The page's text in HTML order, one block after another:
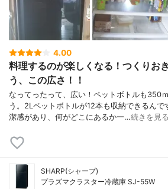
4.00
料理するのが楽しくなる！つくりお
う、この広さ！！
なってったって、広い！ペットボトルも350
う。2Lペットボトルが12本も収納できるん
潔感があり、何がどこにあるか一…続きを見る
SHARP(シャープ)
プラズマクラスター冷蔵庫 SJ-55W